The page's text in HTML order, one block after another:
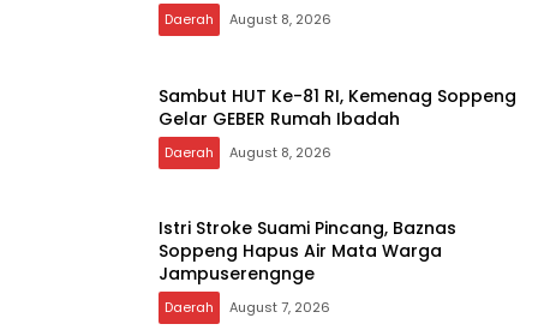
Daerah August 8, 2026
Sambut HUT Ke-81 RI, Kemenag Soppeng
Gelar GEBER Rumah Ibadah
Daerah August 8, 2026
Istri Stroke Suami Pincang, Baznas
Soppeng Hapus Air Mata Warga
Jampuserengnge
Daerah August 7, 2026